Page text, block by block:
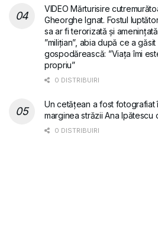
VIDEO Mărturisire
Gheorghe Ignat. Fostul
sa ar fi terorizată și
”milițian”, abia după ce a
gospodărească: ”Viața îmi
propriu”
0 DISTRIBUIRI
Un cetățean a fost fotografiat
marginea străzii Ana Ipătescu
0 DISTRIBUIRI